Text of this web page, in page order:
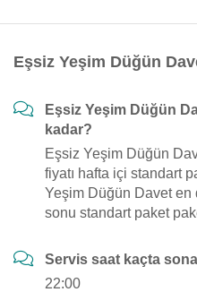
Eşsiz Yeşim Düğün
Eşsiz Yeşim Düğün
kadar?
Eşsiz Yeşim Düğün
fiyatı hafta içi standart
Yeşim Düğün Davet en
sonu standart paket
Servis saat kaçta
22:00